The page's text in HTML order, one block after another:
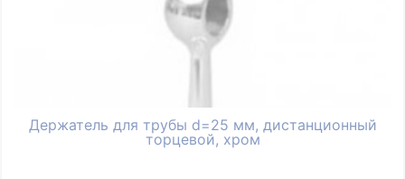
Держатель для трубы d=25 мм, дистанционный
торцевой, хром